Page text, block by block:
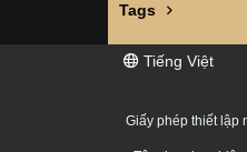
Tags
Tiếng Việt
Giấy phép thiết lập